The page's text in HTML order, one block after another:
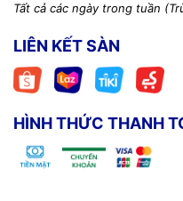
Tất cả các ngày trong tuần
LIÊN KẾT SÀN
HÌNH THỨC THANH